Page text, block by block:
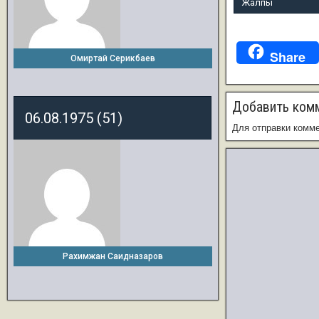
Жалпы
Share
Добавить
Для отправки
Омиртай Серикбаев
06.08.1975 (51)
Рахимжан Саидназаров